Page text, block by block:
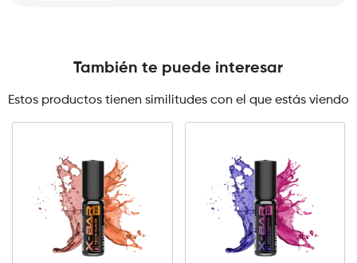
También te puede interesar
Estos productos tienen similitudes con el que estás viendo